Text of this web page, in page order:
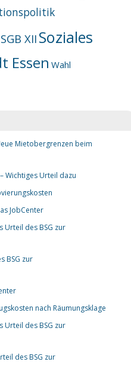
SGB XII Soziales
Essen Wahl
Mietobergrenzen beim
Wichtiges Urteil dazu
JobCenter
Urteil des BSG zur
BSG zur
nach Räumungsklage
Urteil des BSG zur
des BSG zur